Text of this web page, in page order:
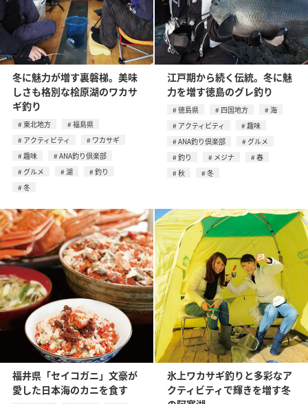
冬に魅力が増す裏磐梯。美味
しさも格別な桧原湖のワカサ
ギ釣り
東北地方
福島県
アクティビティ
ワカサギ
趣味
ANA釣り倶楽部
グルメ
湖
釣り
冬
江戸期から続く伝統。冬に魅
力を増す徳島のグレ釣り
徳島県 四国地方
海
アクティビティ
趣味
ANA釣り倶楽部
グルメ
釣り
メジナ
春
秋
冬
福井県「セイコガニ」文豪が
愛した日本海のカニを食す
氷上ワカサギ釣りと多彩なア
クティビティで輝きを増す冬